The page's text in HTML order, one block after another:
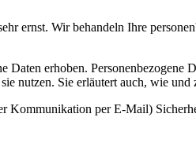
ernst. Wir behandeln Ihre
Daten erhoben.
nutzen. Sie erläutert auch, wie und
Kommunikation per E-Mail)